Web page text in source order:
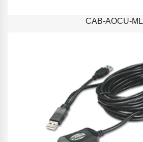
CAB-AOCU-ML